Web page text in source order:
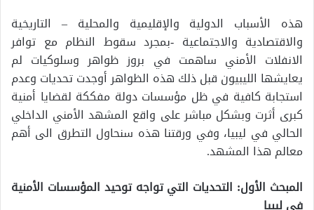
هذه الأسباب الدولية والإقليمية والمحلية – التاريخية
والاقتصادية والاجتماعية -بمجرد سقوط النظام مع توافر
الانفلات الأمني ساهمت في بروز ظواهر وسلوكيات لم
يعايشها الليبيون قبل ذلك هذه الظواهر أوجدت تحديات وعدم
استجابة كافية في ظل مؤسسات دولة مفككة لقضايا أمنية
كبرى أثرت وبشكل مباشر على واقع المشهد الأمني الداخلي
الحالي في ليبيا، وفي ورقتنا هذه سنحاول التطرق الى أهم
معالم هذا المشهد.
المبحث الأول: التحديات التي تواجه توحيد المؤسسات الأمنية